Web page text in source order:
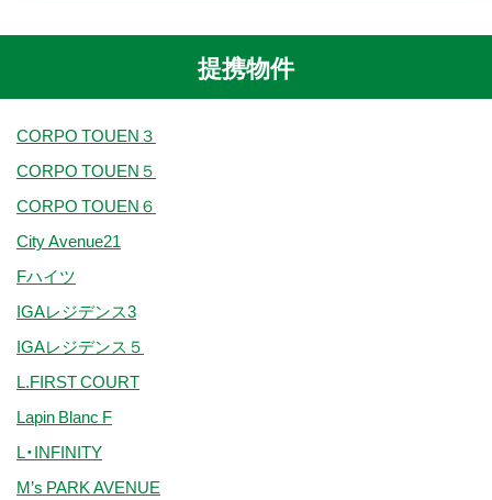
提携物件
CORPO TOUEN３
CORPO TOUEN５
CORPO TOUEN６
City Avenue21
Fハイツ
IGAレジデンス3
IGAレジデンス５
L.FIRST COURT
Lapin Blanc F
L・INFINITY
M’s PARK AVENUE